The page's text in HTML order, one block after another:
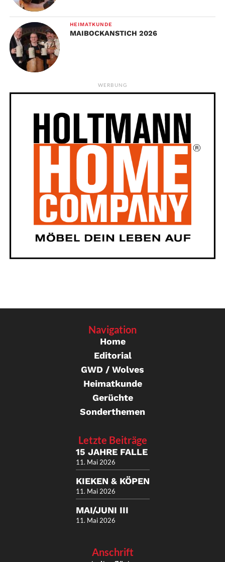
HEIMATKUNDE
MAIBOCKANSTICH 2026
WERBUNG
Navigation
Home
Editorial
GWD / Wolves
Heimatkunde
Gerüchte
Sonderthemen
Letzte Beiträge
15 JAHRE FALLE
11. Mai 2026
KIEKEN & KÖPEN
11. Mai 2026
MAI/JUNI III
11. Mai 2026
Anschrift